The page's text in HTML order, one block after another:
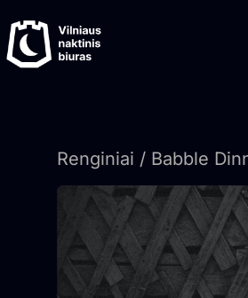
prie
turinio
Renginiai / Babble